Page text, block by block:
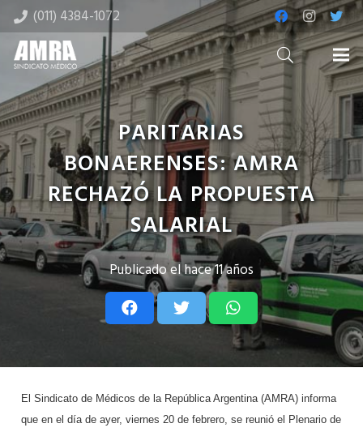
(011) 4384-1072
PARITARIAS
BONAERENSES: AMRA
RECHAZÓ LA PROPUESTA
SALARIAL
Publicado elhace 11 años
El Sindicato de Médicos de la República Argentina (AMRA) informa
que en el día de ayer, viernes 20 de febrero, se reunió el Plenario de